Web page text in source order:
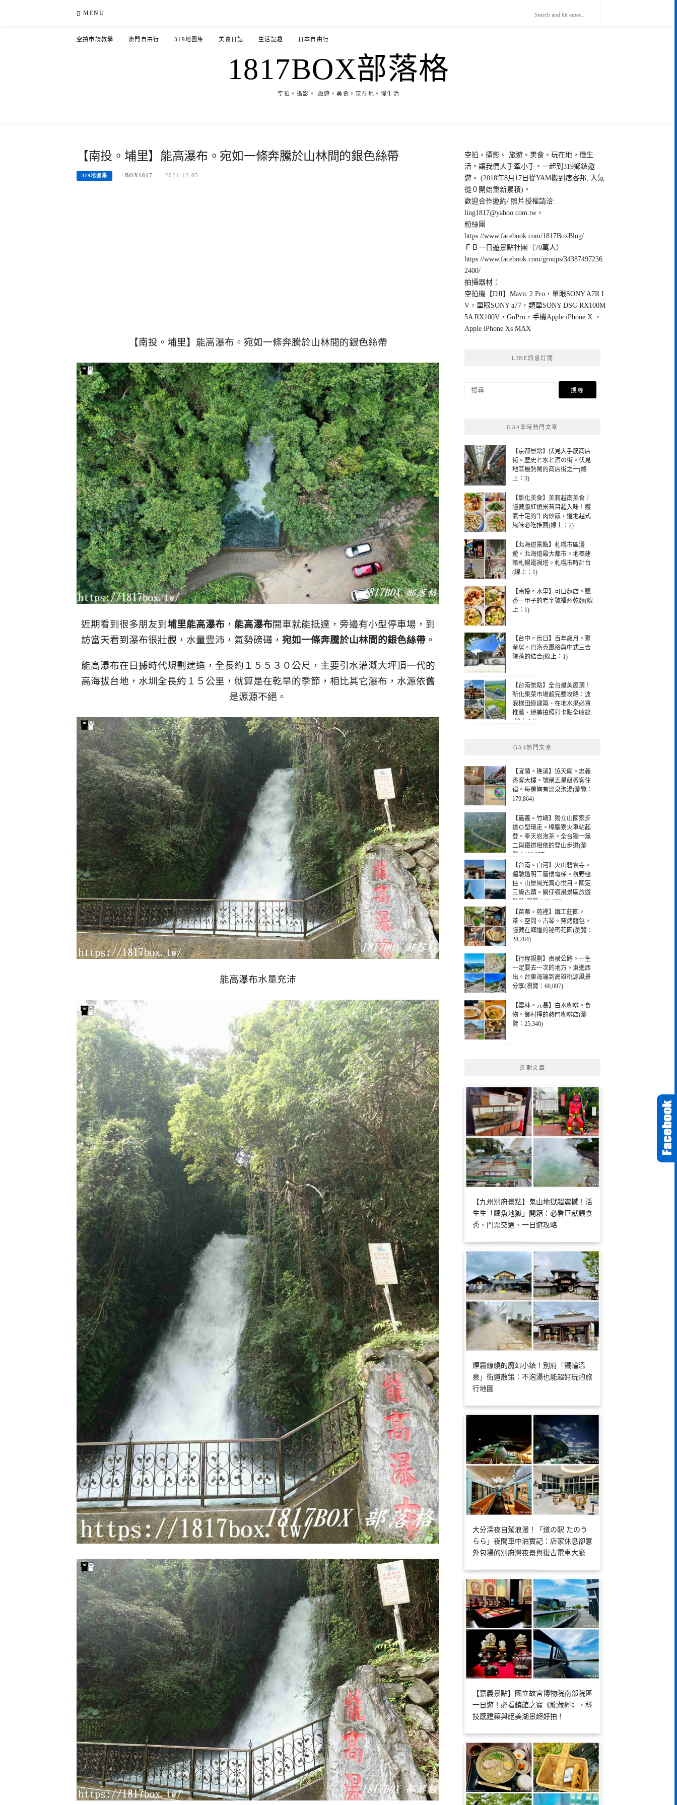
MENU
空拍申請教學 澳門自由行 319地圖集 美食日記 生活記趣 日本自由行
1817BOX部落格
空拍。攝影。 旅遊。美食。玩在地。慢生活
【南投。埔里】能高瀑布。宛如一條奔騰於山林間的銀色絲帶
319地圖集 BOX1817 2021-12-05
【南投。埔里】能高瀑布。宛如一條奔騰於山林間的銀色絲帶
近期看到很多朋友到 埔里能高瀑布， 能高瀑布開車就能抵達，旁邊有小型停車場，到
訪當天看到瀑布很壯觀，水量豐沛，氣勢磅礡， 宛如一條奔騰於山林間的銀色絲帶。
能高瀑布在日據時代規劃建造，全長約１５５３０公尺，主要引水灌溉大坪頂一代的
高海拔台地，水圳全長約１５公里，就算是在乾旱的季節，相比其它瀑布，水源依舊
是源源不絕。
能高瀑布水量充沛
空拍。攝影。 旅遊。美食。玩在地。慢生
活。讓我們大手牽小手。一起到319鄉鎮遨
遊。 (2018年8月17日從YAM搬到痞客邦, 人氣
從０開始重新累積)。
歡迎合作邀約/ 照片授權請洽:
ling1817@yahoo.com.tw 。
粉絲團
https://www.facebook.com/1817BoxBlog/
ＦＢ一日遊景點社團（70萬人）
https://www.facebook.com/groups/34387497236
2400/
拍攝器材：
空拍機【DJI】Mavic 2 Pro，單眼SONY A7R I
V，單眼SONY a77，類單SONY DSC-RX100M
5A RX100V，GoPro，手機Apple iPhone X ，
Apple iPhone Xs MAX
LINE訊息訂閱
搜
GA4即時熱門文章
【京都景點】伏見大手筋商店
街。歴史と水と酒の街。伏見
地區最熱鬧的商店街之一(線
上：3)
【彰化美食】美莉越南美食｜
隱藏版紅燒米苔目超入味！鑊
氣十足的牛肉炒飯，道地越式
風味必吃推薦(線上：2)
【北海道景點】札幌市區漫
遊。北海道最大都市。地標建
築札幌電視塔。札幌市時計台
(線上：1)
【南投。水里】可口麵店。飄
香一甲子的老字號福州乾麵(線
上：1)
【台中。烏日】百年歲月。聚
奎居。巴洛克風格與中式三合
院落的結合(線上：1)
【台南景點】全台最美屋頂！
新化果菜市場超完整攻略：波
浪梯田綠建築、在地水果必買
推薦、絕美拍照打卡點全收錄
(線上：1)
GA4熱門文章
【宜蘭。礁溪】協天廟。忠義
香客大樓。號稱五星級香客住
宿。每房皆有溫泉泡湯(瀏覽：
179,864)
【嘉義。竹崎】獨立山國家步
道Ｏ型環走。樟腦寮火車站起
登。奉天岩泡茶。全台獨一無
二與鐵道相依的登山步道(瀏
覽：190,257)
【台南。白河】火山碧雲寺。
體驗透明三層樓電梯。視野極
佳。山景風光賞心悅目。國定
三級古蹟。關仔嶺風景區旅遊
景點(瀏覽：28,978)
【苗栗。苑裡】鐵工莊園。
茶。空間。古琴。窯烤麵包。
隱藏在鄉道的秘密花園(瀏覽：
28,284)
【行程規劃】南橫公路。一生
一定要去一次的地方。東進西
出。台東海端到高雄桃源風景
分享(瀏覽：60,097)
【雲林。元長】白水咖啡。食
物。鄉村裡的熱門咖啡店(瀏
覽：25,340)
近期文章
【九州別府景點】鬼山地獄超震撼！活
生生「鱷魚地獄」開箱：必看巨獸餵食
秀、門票交通、一日遊攻略
煙霧繚繞的魔幻小鎮！別府「鐵輪溫
泉」街道散策：不泡湯也能超好玩的旅
行地圖
大分深夜自駕浪漫！「道の駅 たのう
らら」夜間車中泊實記：店家休息卻意
外包場的別府灣夜景與復古電車大廳
【嘉義景點】國立故宮博物院南部院區
一日遊！必看鎮館之寶《龍藏經》，科
技感建築與絕美湖景超好拍！